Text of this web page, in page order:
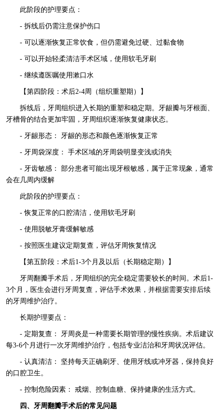
此阶段的护理要点：
- 拆线后仍需注意保护伤口
- 可以逐渐恢复正常饮食，但仍需避免过硬、过黏食物
- 可以开始轻柔清洁手术区域，使用软毛牙刷
- 继续遵医嘱使用漱口水
【第四阶段：术后2-4周（组织重塑期）】
拆线后，牙周组织进入长期的重塑和稳定期。牙龈瓣与牙根面、
牙槽骨的结合更加牢固，牙周组织逐渐恢复健康状态。
- 牙龈形态： 牙龈的形态和颜色逐渐恢复正常
- 牙周袋深度： 手术区域的牙周袋明显变浅或消失
- 牙齿敏感： 部分患者可能出现牙根敏感，属于正常现象，通常
会在几周内缓解
此阶段的护理要点：
- 恢复正常的口腔清洁，使用软毛牙刷
- 使用脱敏牙膏缓解敏感
- 按照医生建议定期复查，评估牙周恢复情况
【第五阶段：术后1-3个月及以后（长期稳定期）】
牙周翻瓣手术后，牙周组织的完全稳定需要较长的时间。术后1-
3个月，医生会进行牙周复查，评估手术效果，并根据需要安排后续
的牙周维护治疗。
长期护理要点：
- 定期复查： 牙周炎是一种需要长期管理的慢性疾病。术后建议
每3-6个月进行一次牙周维护治疗，包括专业洁治和牙周状况评估。
- 认真清洁： 坚持每天正确刷牙、使用牙线或冲牙器，保持良好
的口腔卫生。
- 控制危险因素： 戒烟、控制血糖、保持健康的生活方式。
四、牙周翻瓣手术后的常见问题